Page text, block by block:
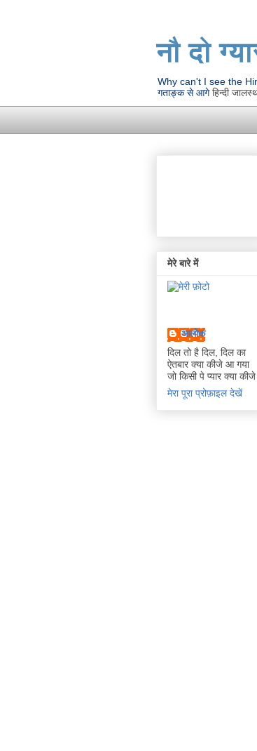
नौ दो
Why can't I see the
गताङ्क से आगेहिन्दी
मेरे बारे में
आलोक
दिल तो है दिल, दिल का
ऐतबार क्या कीजे आ गया
जो किसी पे प्यार क्या कीजे
मेरा पूरा प्रोफ़ाइल देखें